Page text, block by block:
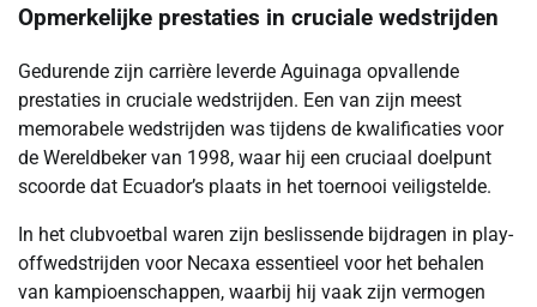
Opmerkelijke prestaties in cruciale wedstrijden
Gedurende zijn carrière leverde Aguinaga opvallende
prestaties in cruciale wedstrijden. Een van zijn meest
memorabele wedstrijden was tijdens de kwalificaties voor
de Wereldbeker van 1998, waar hij een cruciaal doelpunt
scoorde dat Ecuador’s plaats in het toernooi veiligstelde.
In het clubvoetbal waren zijn beslissende bijdragen in play-
offwedstrijden voor Necaxa essentieel voor het behalen
van kampioenschappen, waarbij hij vaak zijn vermogen